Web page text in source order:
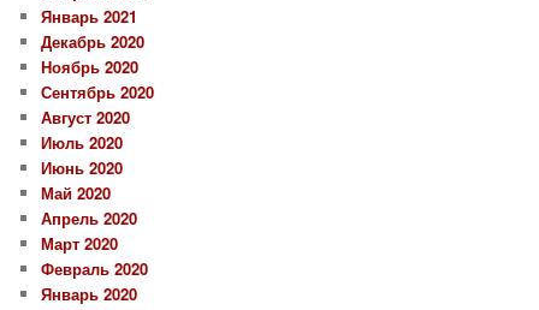
Январь 2021
Декабрь 2020
Ноябрь 2020
Сентябрь 2020
Август 2020
Июль 2020
Июнь 2020
Май 2020
Апрель 2020
Март 2020
Февраль 2020
Январь 2020